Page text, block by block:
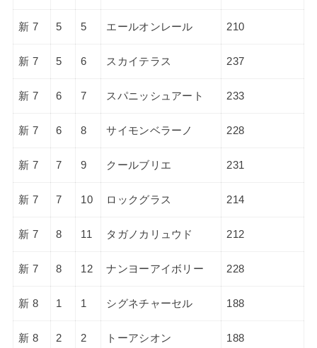
新 7 5 5 エールオンレール 210
新 7 5 6 スカイテラス 237
新 7 6 7 スパニッシュアート 233
新 7 6 8 サイモンベラーノ 228
新 7 7 9 クールブリエ 231
新 7 7 10 ロックグラス 214
新 7 8 11 タガノカリュウド 212
新 7 8 12 ナンヨーアイボリー 228
新 8 1 1 シグネチャーセル 188
新 8 2 2 トーアシオン 188